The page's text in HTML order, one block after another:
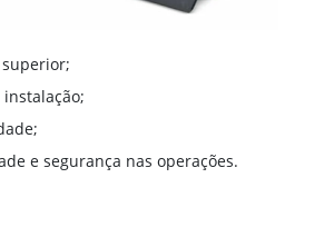
e segurança nas operações.